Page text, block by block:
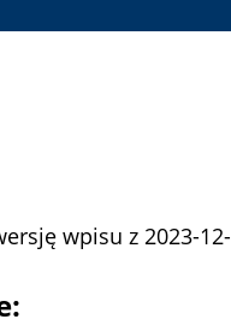
wpisu z 2023-